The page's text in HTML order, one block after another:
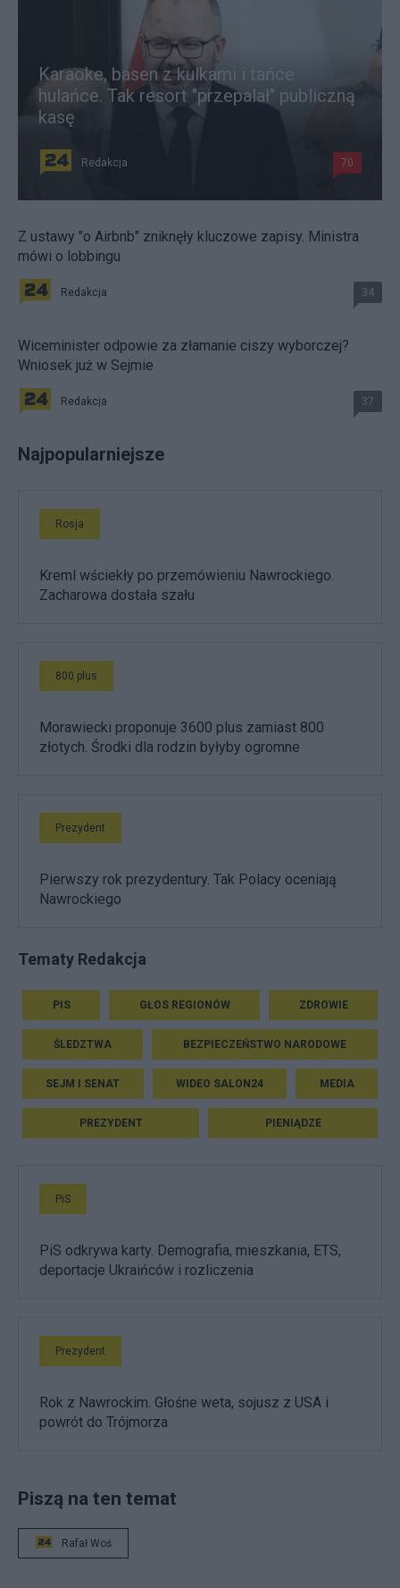
Karaoke, basen z kulkami i tańce
hulańce. Tak resort "przepalał" publiczną
kasę
Redakcja 70
Z ustawy "o Airbnb" zniknęły kluczowe zapisy. Ministra
mówi o lobbingu
Redakcja 34
Wiceminister odpowie za złamanie ciszy wyborczej?
Wniosek już w Sejmie
Redakcja 37
Najpopularniejsze
Rosja
Kreml wściekły po przemówieniu Nawrockiego.
Zacharowa dostała szału
800 plus
Morawiecki proponuje 3600 plus zamiast 800
złotych. Środki dla rodzin byłyby ogromne
Prezydent
Pierwszy rok prezydentury. Tak Polacy oceniają
Nawrockiego
Tematy Redakcja
PIS GŁOS REGIONÓW ZDROWIE
ŚLEDZTWA BEZPIECZEŃSTWO NARODOWE
SEJM I SENAT WIDEO SALON24 MEDIA
PREZYDENT PIENIĄDZE
PiS
PiS odkrywa karty. Demografia, mieszkania, ETS,
deportacje Ukraińców i rozliczenia
Prezydent
Rok z Nawrockim. Głośne weta, sojusz z USA i
powrót do Trójmorza
Piszą na ten temat
Rafał Woś